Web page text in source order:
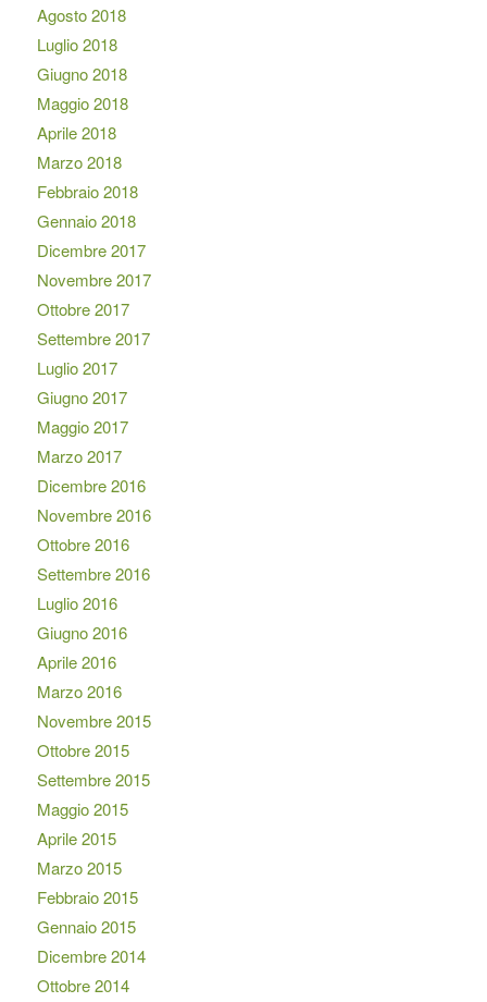
Agosto 2018
Luglio 2018
Giugno 2018
Maggio 2018
Aprile 2018
Marzo 2018
Febbraio 2018
Gennaio 2018
Dicembre 2017
Novembre 2017
Ottobre 2017
Settembre 2017
Luglio 2017
Giugno 2017
Maggio 2017
Marzo 2017
Dicembre 2016
Novembre 2016
Ottobre 2016
Settembre 2016
Luglio 2016
Giugno 2016
Aprile 2016
Marzo 2016
Novembre 2015
Ottobre 2015
Settembre 2015
Maggio 2015
Aprile 2015
Marzo 2015
Febbraio 2015
Gennaio 2015
Dicembre 2014
Ottobre 2014